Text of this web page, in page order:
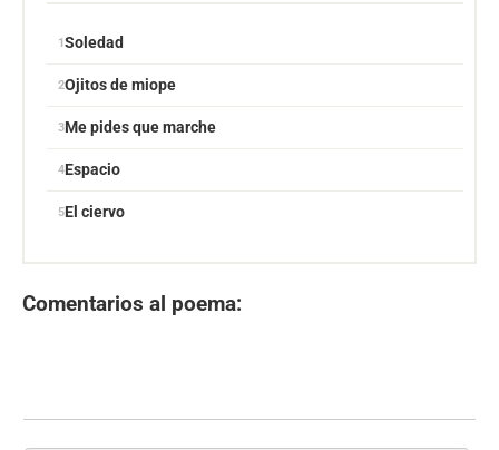
Soledad
Ojitos de miope
Me pides que marche
Espacio
El ciervo
Comentarios al poema: